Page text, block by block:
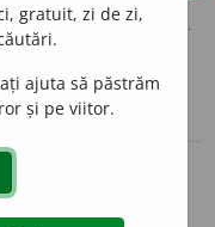
opțiuni
gratuit, zi de zi,
ajuta să păstrăm
și pe viitor.